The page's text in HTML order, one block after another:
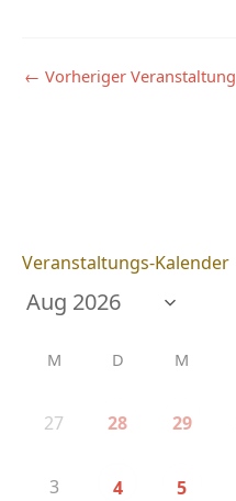
← Vorheriger Veranstaltung
Veranstaltungs-Kalender
M D M
27 28 29
3 4 5